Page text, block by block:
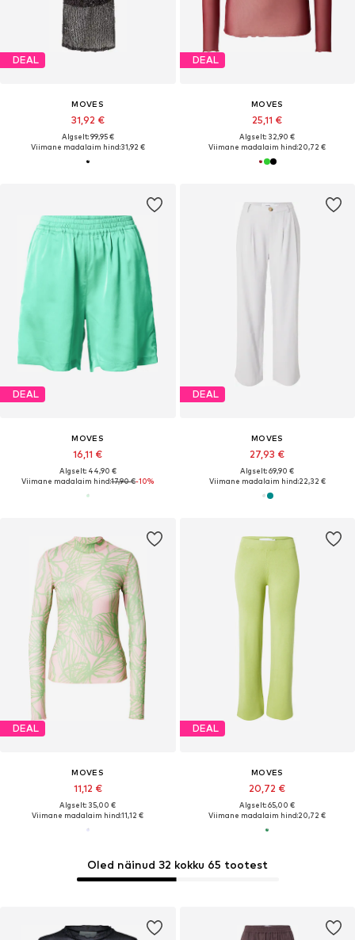
DEAL
MOVES
31,92 €
Algselt: 99,95 €
Viimane madalaim hind:31,92 €
DEAL
MOVES
25,11 €
Algselt: 32,90 €
Viimane madalaim hind:20,72 €
Oled näinud 32 kokku 65 tootest
DEAL
MOVES
16,11 €
Algselt: 44,90 €
Viimane madalaim hind:17,90 €-10%
DEAL
MOVES
27,93 €
Algselt: 69,90 €
Viimane madalaim hind:22,32 €
DEAL
MOVES
11,12 €
Algselt: 35,00 €
Viimane madalaim hind:11,12 €
DEAL
MOVES
20,72 €
Algselt: 65,00 €
Viimane madalaim hind:20,72 €